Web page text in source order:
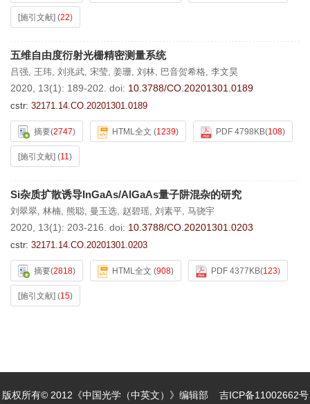
[施引文献] (22)
五维自由度衍射光栅精密测量系统
吕强, 王玮, 刘兆武, 宋莹, 姜珊, 刘林, 巴音贺希格, 李文昊
2020, 13(1): 189-202. doi: 10.3788/CO.20201301.0189
cstr: 32171.14.CO.20201301.0189
摘要(2747) HTML全文 (1239) PDF 4798KB(108)
[施引文献] (11)
Si杂质扩散诱导InGaAs/AlGaAs量子阱混杂的研究
刘翠翠, 林楠, 熊聪, 曼玉选, 赵碧瑶, 刘素平, 马骁宇
2020, 13(1): 203-216. doi: 10.3788/CO.20201301.0203
cstr: 32171.14.CO.20201301.0203
摘要(2818) HTML全文 (908) PDF 4377KB(123)
[施引文献] (15)
版权所有© 2012《中国光学（中英文）》编辑部 吉ICP备11002662号